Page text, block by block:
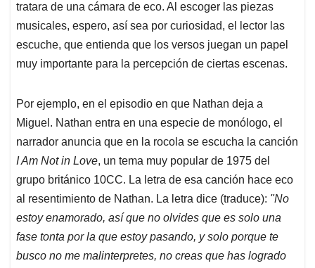
tratara de una cámara de eco. Al escoger las piezas
musicales, espero, así sea por curiosidad, el lector las
escuche, que entienda que los versos juegan un papel
muy importante para la percepción de ciertas escenas.
Por ejemplo, en el episodio en que Nathan deja a
Miguel. Nathan entra en una especie de monólogo, el
narrador anuncia que en la rocola se escucha la canción
I Am Not in Love, un tema muy popular de 1975 del
grupo británico 10CC. La letra de esa canción hace eco
al resentimiento de Nathan. La letra dice (traduce): "No
estoy enamorado, así que no olvides que es solo una
fase tonta por la que estoy pasando, y solo porque te
busco no me malinterpretes, no creas que has logrado